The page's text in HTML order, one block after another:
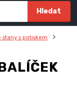
Hledat
stany s potiskem